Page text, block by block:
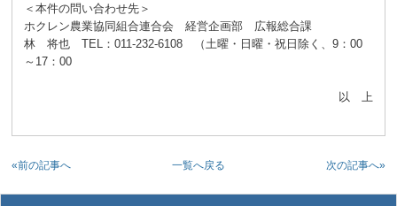
＜本件の問い合わせ先＞
ホクレン農業協同組合連合会 経営企画部 広報総合課
林 将也 TEL：011-232-6108 （土曜・日曜・祝日除く、9：00
～17：00
以 上
一覧へ戻る
«前の記事へ 次の記事へ»